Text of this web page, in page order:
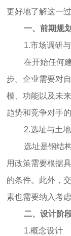
更好地了解这一过
一、前期规划
1.市场调研
在开始任何
步。企业需要对
模、功能以及未
趋势和竞争对手
2.选址与土
选址是钢结
用政策需要根据
的条件。此外，
素也需要纳入考
二、设计阶
1.概念设计